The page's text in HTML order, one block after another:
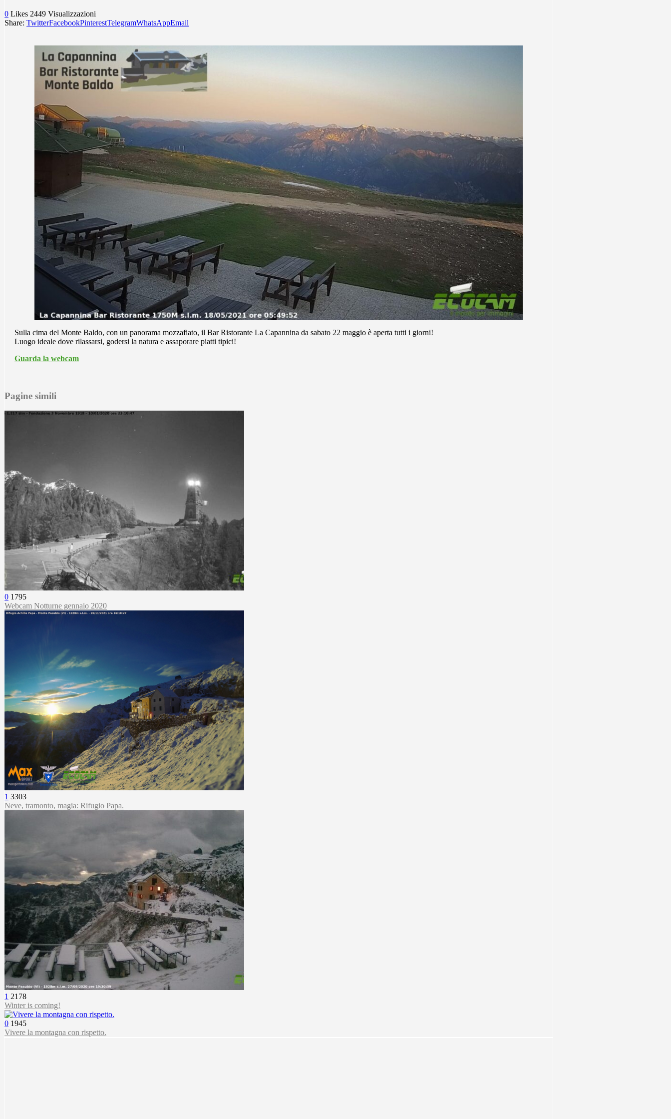
0 Likes 2449 Visualizzazioni
Share: TwitterFacebookPinterestTelegramWhatsAppEmail
Sulla cima del Monte Baldo, con un panorama mozzafiato, il Bar Ristorante La Capannina da sabato 22 maggio è aperta tutti i giorni!
Luogo ideale dove rilassarsi, godersi la natura e assaporare piatti tipici!
Guarda la webcam
Pagine simili
0 1795
Webcam Notturne gennaio 2020
1 3303
Neve, tramonto, magia: Rifugio Papa.
1 2178
Winter is coming!
0 1945
Vivere la montagna con rispetto.